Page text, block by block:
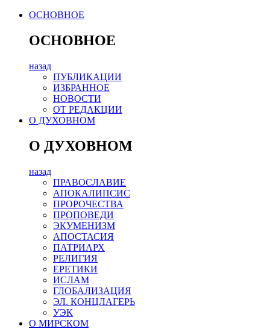
ОСНОВНОЕ
ОСНОВНОЕ
назад
ПУБЛИКАЦИИ
ИЗБРАННОЕ
НОВОСТИ
ОТ РЕДАКЦИИ
О ДУХОВНОМ
О ДУХОВНОМ
назад
ПРАВОСЛАВИЕ
АПОКАЛИПСИС
ПРОРОЧЕСТВА
ПРОПОВЕДИ
ЭКУМЕНИЗМ
АПОСТАСИЯ
ПАТРИАРХ
РЕЛИГИЯ
ЕРЕТИКИ
ИСЛАМ
ГЛОБАЛИЗАЦИЯ
ЭЛ. КОНЦЛАГЕРЬ
УЭК
О МИРСКОМ